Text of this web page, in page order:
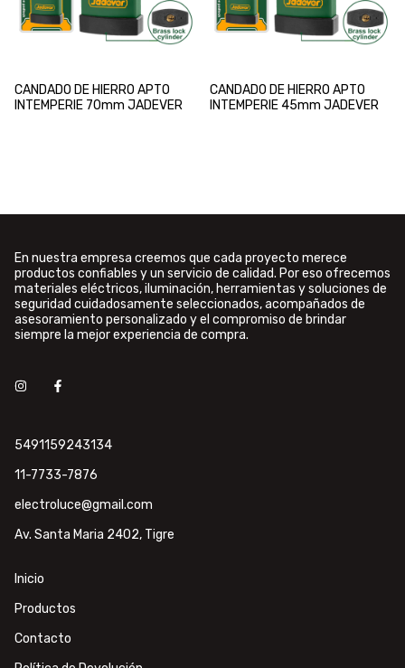
CANDADO DE HIERRO APTO
INTEMPERIE 70mm JADEVER
CANDADO DE HIERRO APTO
INTEMPERIE 45mm JADEVER
En nuestra empresa creemos que cada proyecto merece
productos confiables y un servicio de calidad. Por eso ofrecemos
materiales eléctricos, iluminación, herramientas y soluciones de
seguridad cuidadosamente seleccionados, acompañados de
asesoramiento personalizado y el compromiso de brindar
siempre la mejor experiencia de compra.
5491159243134
11-7733-7876
electroluce@gmail.com
Av. Santa Maria 2402, Tigre
Inicio
Productos
Contacto